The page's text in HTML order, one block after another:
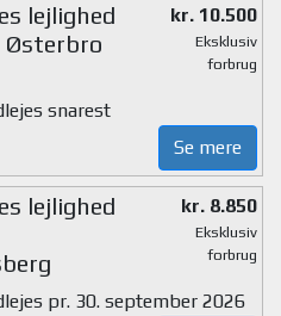
lejlighed
Østerbro
kr. 10.500
Eksklusiv
forbrug
snarest
Se mere
lejlighed
kr. 8.850
Eksklusiv
forbrug
pr. 30. september 2026